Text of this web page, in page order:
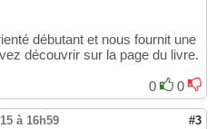
débutant et nous fournit une
découvrir sur la page du livre.
0 0
à 16h59 #3